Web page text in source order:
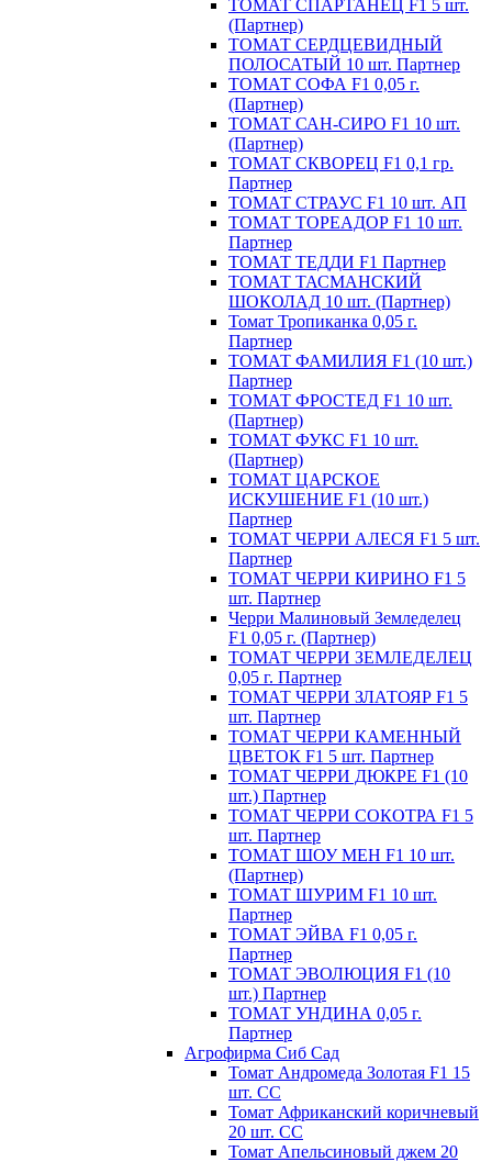
ТОМАТ СПАРТАНЕЦ F1 5 шт.
(Партнер)
ТОМАТ СЕРДЦЕВИДНЫЙ
ПОЛОСАТЫЙ 10 шт. Партнер
ТОМАТ СОФА F1 0,05 г.
(Партнер)
ТОМАТ САН-СИРО F1 10 шт.
(Партнер)
ТОМАТ СКВОРЕЦ F1 0,1 гр.
Партнер
ТОМАТ СТРАУС F1 10 шт. АП
ТОМАТ ТОРЕАДОР F1 10 шт.
Партнер
ТОМАТ ТЕДДИ F1 Партнер
ТОМАТ ТАСМАНСКИЙ
ШОКОЛАД 10 шт. (Партнер)
Томат Тропиканка 0,05 г.
Партнер
ТОМАТ ФАМИЛИЯ F1 (10 шт.)
Партнер
ТОМАТ ФРОСТЕД F1 10 шт.
(Партнер)
ТОМАТ ФУКС F1 10 шт.
(Партнер)
ТОМАТ ЦАРСКОЕ
ИСКУШЕНИЕ F1 (10 шт.)
Партнер
ТОМАТ ЧЕРРИ АЛЕСЯ F1 5 шт.
Партнер
ТОМАТ ЧЕРРИ КИРИНО F1 5
шт. Партнер
Черри Малиновый Земледелец
F1 0,05 г. (Партнер)
ТОМАТ ЧЕРРИ ЗЕМЛЕДЕЛЕЦ
0,05 г. Партнер
ТОМАТ ЧЕРРИ ЗЛАТОЯР F1 5
шт. Партнер
ТОМАТ ЧЕРРИ КАМЕННЫЙ
ЦВЕТОК F1 5 шт. Партнер
ТОМАТ ЧЕРРИ ДЮКРЕ F1 (10
шт.) Партнер
ТОМАТ ЧЕРРИ СОКОТРА F1 5
шт. Партнер
ТОМАТ ШОУ МЕН F1 10 шт.
(Партнер)
ТОМАТ ШУРИМ F1 10 шт.
Партнер
ТОМАТ ЭЙВА F1 0,05 г.
Партнер
ТОМАТ ЭВОЛЮЦИЯ F1 (10
шт.) Партнер
ТОМАТ УНДИНА 0,05 г.
Партнер
Агрофирма Сиб Сад
Томат Андромеда Золотая F1 15
шт. СС
Томат Африканский коричневый
20 шт. СС
Томат Апельсиновый джем 20